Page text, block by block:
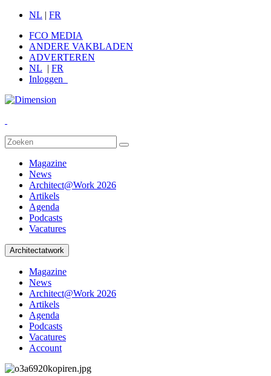
NL | FR
FCO MEDIA
ANDERE VAKBLADEN
ADVERTEREN
NL | FR
Inloggen
Magazine
News
Architect@Work 2026
Artikels
Agenda
Podcasts
Vacatures
Architectatwork
Magazine
News
Architect@Work 2026
Artikels
Agenda
Podcasts
Vacatures
Account